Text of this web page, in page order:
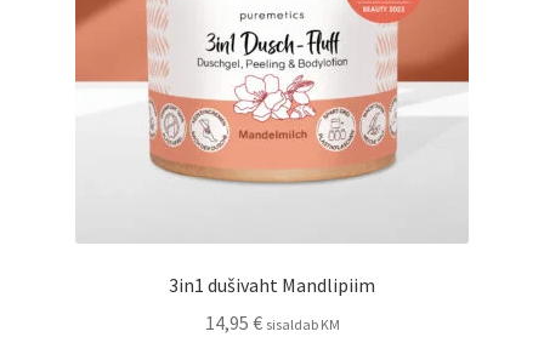
3in1 dušivaht Mandlipiim
14,95 € sisaldab KM